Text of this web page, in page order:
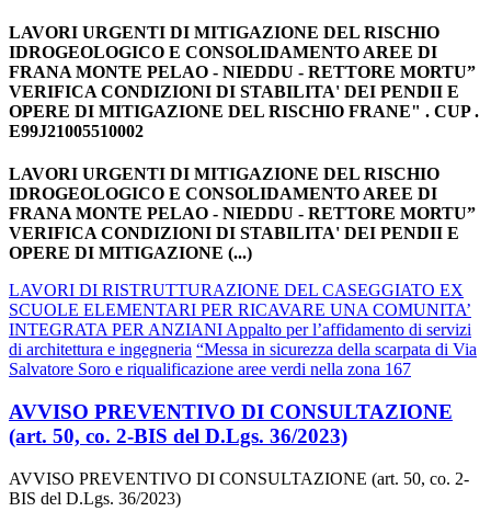
LAVORI URGENTI DI MITIGAZIONE DEL RISCHIO
IDROGEOLOGICO E CONSOLIDAMENTO AREE DI
FRANA MONTE PELAO - NIEDDU - RETTORE MORTU”
VERIFICA CONDIZIONI DI STABILITA' DEI PENDII E
OPERE DI MITIGAZIONE DEL RISCHIO FRANE" . CUP .
E99J21005510002
LAVORI URGENTI DI MITIGAZIONE DEL RISCHIO
IDROGEOLOGICO E CONSOLIDAMENTO AREE DI
FRANA MONTE PELAO - NIEDDU - RETTORE MORTU”
VERIFICA CONDIZIONI DI STABILITA' DEI PENDII E
OPERE DI MITIGAZIONE (...)
LAVORI DI RISTRUTTURAZIONE DEL CASEGGIATO EX
SCUOLE ELEMENTARI PER RICAVARE UNA COMUNITA’
INTEGRATA PER ANZIANI Appalto per l’affidamento di servizi
di architettura e ingegneria “Messa in sicurezza della scarpata di Via
Salvatore Soro e riqualificazione aree verdi nella zona 167
AVVISO PREVENTIVO DI CONSULTAZIONE
(art. 50, co. 2-BIS del D.Lgs. 36/2023)
AVVISO PREVENTIVO DI CONSULTAZIONE (art. 50, co. 2-
BIS del D.Lgs. 36/2023)